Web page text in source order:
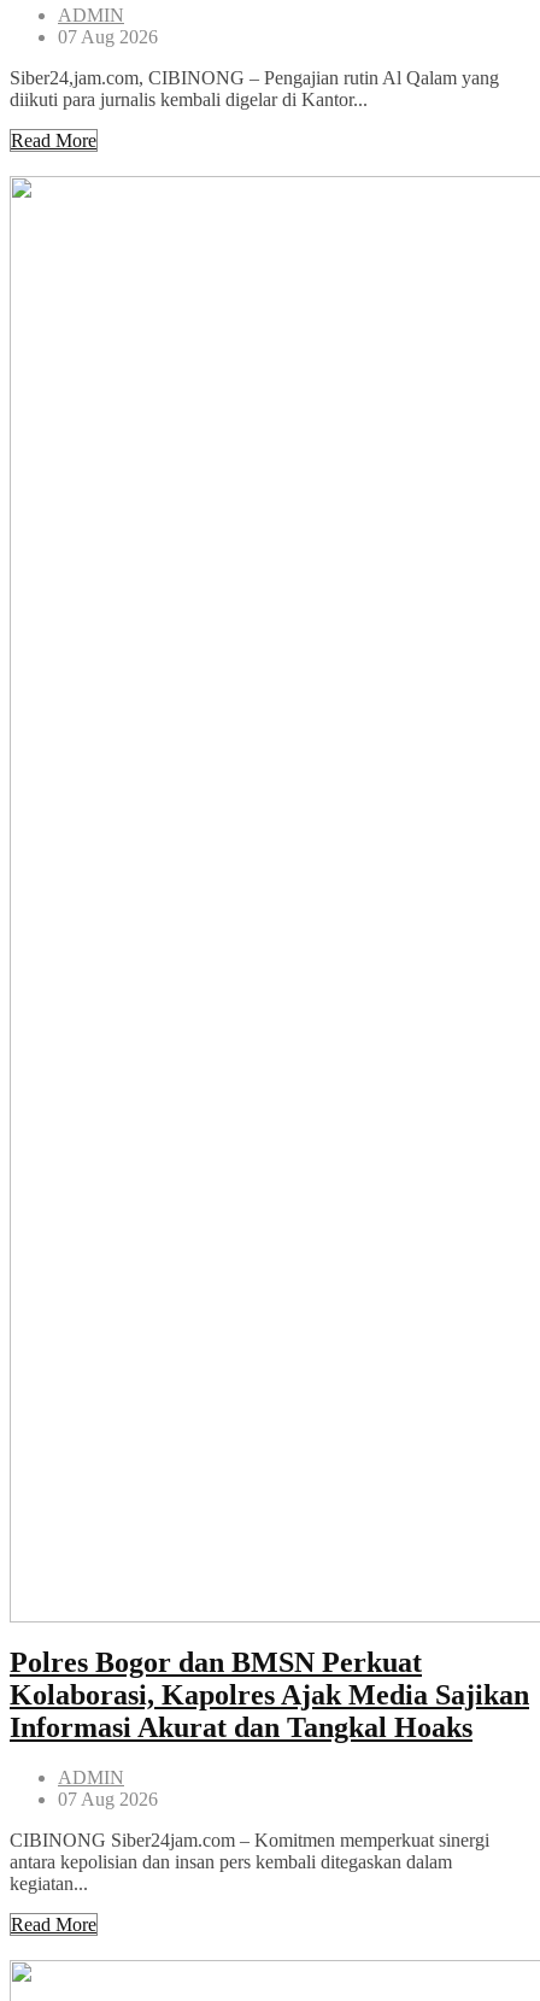
ADMIN
07 Aug 2026
Siber24,jam.com, CIBINONG – Pengajian rutin Al Qalam yang
diikuti para jurnalis kembali digelar di Kantor...
Read More
Polres Bogor dan BMSN Perkuat
Kolaborasi, Kapolres Ajak Media Sajikan
Informasi Akurat dan Tangkal Hoaks
ADMIN
07 Aug 2026
CIBINONG Siber24jam.com – Komitmen memperkuat sinergi
antara kepolisian dan insan pers kembali ditegaskan dalam
kegiatan...
Read More